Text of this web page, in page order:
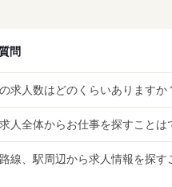
問
求人数はどのくらいありますか
人全体からお仕事を探すことは
線、駅周辺から求人情報を探す